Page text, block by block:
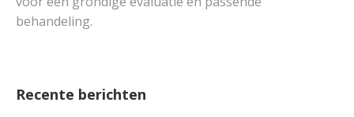
behandeling.
Recente berichten